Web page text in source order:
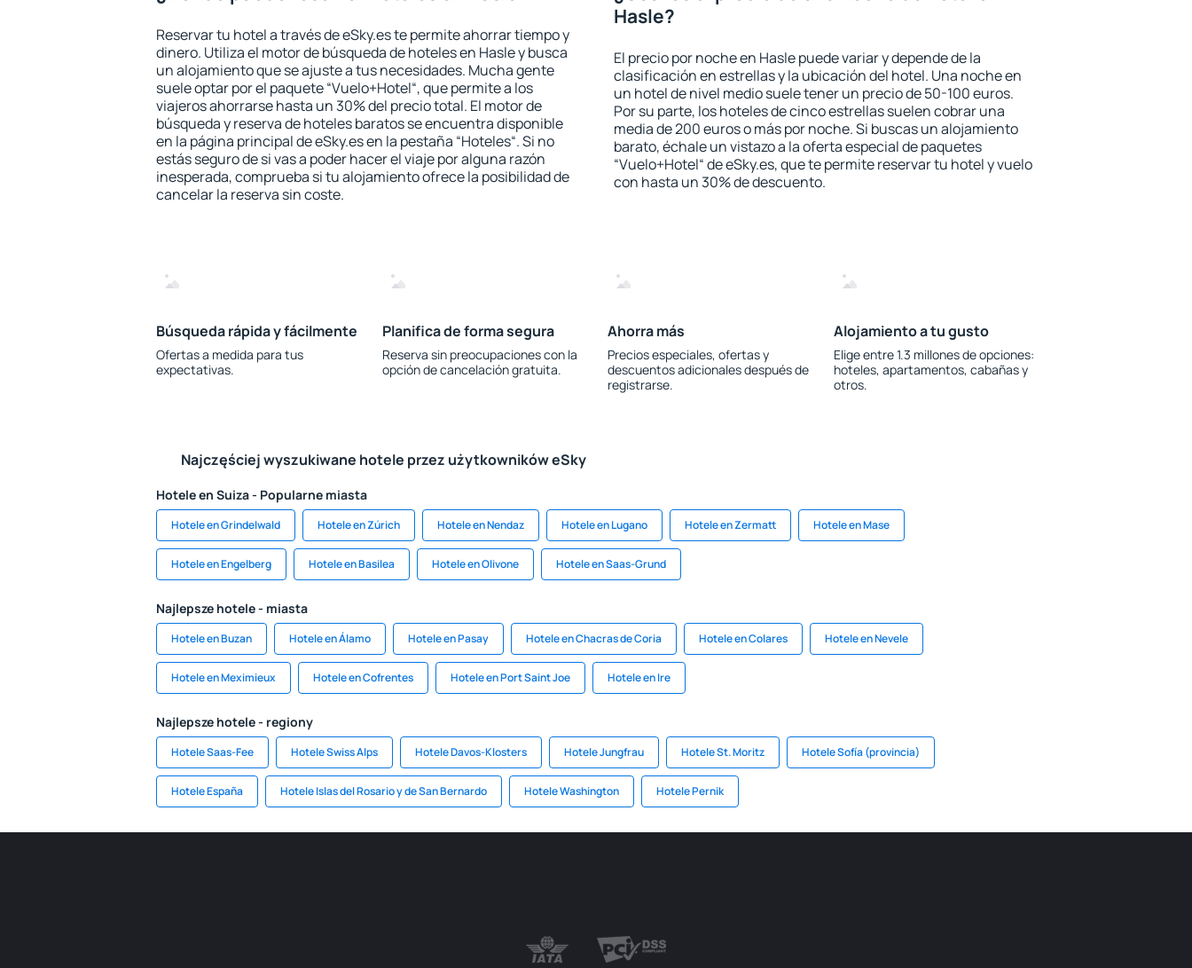
Reservar tu hotel a través de eSky.es te permite ahorrar tiempo y
dinero. Utiliza el motor de búsqueda de hoteles en Hasle y busca
un alojamiento que se ajuste a tus necesidades. Mucha gente
suele optar por el paquete “Vuelo+Hotel“, que permite a los
viajeros ahorrarse hasta un 30% del precio total. El motor de
búsqueda y reserva de hoteles baratos se encuentra disponible
en la página principal de eSky.es en la pestaña “Hoteles“. Si no
estás seguro de si vas a poder hacer el viaje por alguna razón
inesperada, comprueba si tu alojamiento ofrece la posibilidad de
cancelar la reserva sin coste.
Hasle?
El precio por noche en Hasle puede variar y depende de la
clasificación en estrellas y la ubicación del hotel. Una noche en
un hotel de nivel medio suele tener un precio de 50-100 euros.
Por su parte, los hoteles de cinco estrellas suelen cobrar una
media de 200 euros o más por noche. Si buscas un alojamiento
barato, échale un vistazo a la oferta especial de paquetes
“Vuelo+Hotel“ de eSky.es, que te permite reservar tu hotel y vuelo
con hasta un 30% de descuento.
Búsqueda rápida y fácilmente
Ofertas a medida para tus
expectativas.
Planifica de forma segura
Reserva sin preocupaciones con la
opción de cancelación gratuita.
Ahorra más
Precios especiales, ofertas y
descuentos adicionales después de
registrarse.
Alojamiento a tu gusto
Elige entre 1.3 millones de opciones:
hoteles, apartamentos, cabañas y
otros.
Najczęściej wyszukiwane hotele przez użytkowników eSky
Hotele en Suiza - Popularne miasta
Hotele en Grindelwald Hotele en Zúrich Hotele en Nendaz Hotele en Lugano Hotele en Zermatt Hotele en Mase
Hotele en Engelberg Hotele en Basilea Hotele en Olivone Hotele en Saas-Grund
Najlepsze hotele - miasta
Hotele en Buzan Hotele en Álamo Hotele en Pasay Hotele en Chacras de Coria Hotele en Colares Hotele en Nevele
Hotele en Meximieux Hotele en Cofrentes Hotele en Port Saint Joe Hotele en Ire
Najlepsze hotele - regiony
Hotele Saas-Fee Hotele Swiss Alps Hotele Davos-Klosters Hotele Jungfrau Hotele St. Moritz Hotele Sofía (provincia)
Hotele España Hotele Islas del Rosario y de San Bernardo Hotele Washington Hotele Pernik